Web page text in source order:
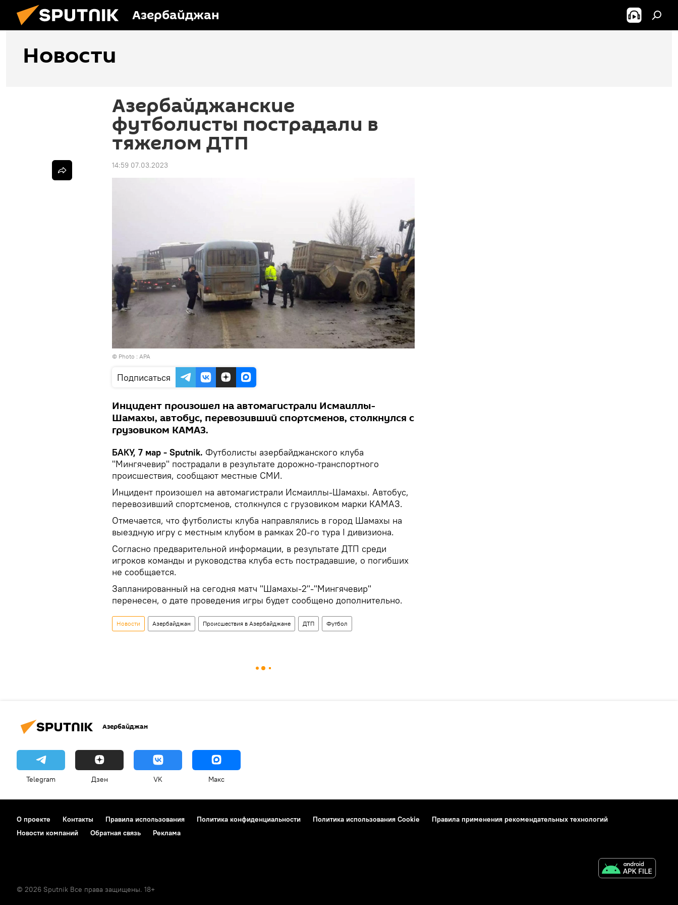
Азербайджан
Новости
Азербайджанские
футболисты пострадали в
тяжелом ДТП
14:59 07.03.2023
© Photo : APA
Подписаться
Инцидент произошел на автомагистрали Исмаиллы-
Шамахы, автобус, перевозивший спортсменов, столкнулся с
грузовиком КАМАЗ.
БАКУ, 7 мар - Sputnik. Футболисты азербайджанского клуба
"Мингячевир" пострадали в результате дорожно-транспортного
происшествия, сообщают местные СМИ.
Инцидент произошел на автомагистрали Исмаиллы-Шамахы. Автобус,
перевозивший спортсменов, столкнулся с грузовиком марки КАМАЗ.
Отмечается, что футболисты клуба направлялись в город Шамахы на
выездную игру с местным клубом в рамках 20-го тура I дивизиона.
Согласно предварительной информации, в результате ДТП среди
игроков команды и руководства клуба есть пострадавшие, о погибших
не сообщается.
Запланированный на сегодня матч "Шамахы-2"-"Мингячевир"
перенесен, о дате проведения игры будет сообщено дополнительно.
Новости Азербайджан Происшествия в Азербайджане ДТП Футбол
Азербайджан
Telegram Дзен VK Макс
О проекте Контакты Правила использования Политика конфиденциальности Политика использования Cookie
Правила применения рекомендательных технологий
Новости компаний
Обратная связь Реклама
© 2026 Sputnik Все права защищены. 18+